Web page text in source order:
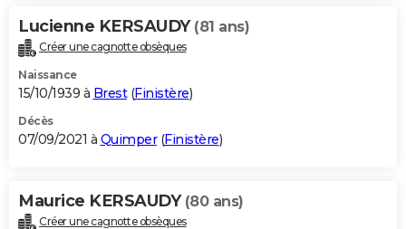
Lucienne KERSAUDY (81 ans)
Créer une cagnotte obsèques
Naissance
15/10/1939 à Brest(Finistère)
Décès
07/09/2021 à Quimper(Finistère)
Maurice KERSAUDY (80 ans)
Créer une cagnotte obsèques